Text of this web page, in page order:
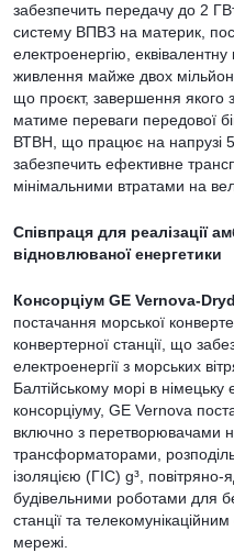
забезпечить передачу до 2
систему ВПВЗ на материк,
електроенергію, еквівалентну
живлення майже двох
що проєкт, завершення якого
матиме переваги передової
ВТВН, що працює на напрузі
забезпечить ефективне
мінімальними втратами на
Співпраця для реалізації
відновлюваної енергетики
Консорціум GE Vernova-
постачання морської
конвертерної станції, що
електроенергії з морських
Балтійському морі в
консорціуму, GE Vernova
включно з перетворювачами
трансформаторами,
ізоляцією (ГІС) g³,
будівельними роботами для
станції та
мережі.